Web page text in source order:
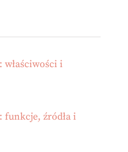
właściwości i
funkcje, źródła i